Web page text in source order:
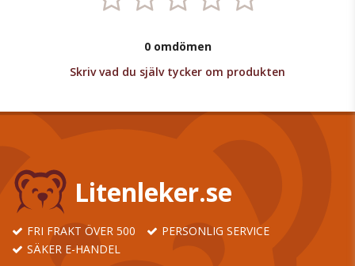
0 omdömen
Skriv vad du själv tycker om produkten
Litenleker.se
FRI FRAKT ÖVER 500
PERSONLIG SERVICE
SÄKER E-HANDEL